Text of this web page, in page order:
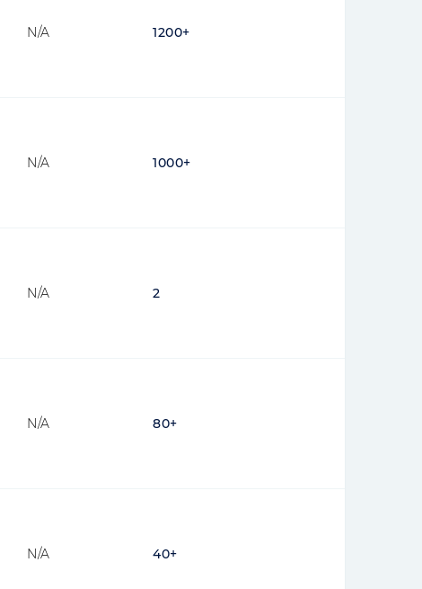
N/A 1200+
N/A 1000+
N/A 2
N/A 80+
N/A 40+